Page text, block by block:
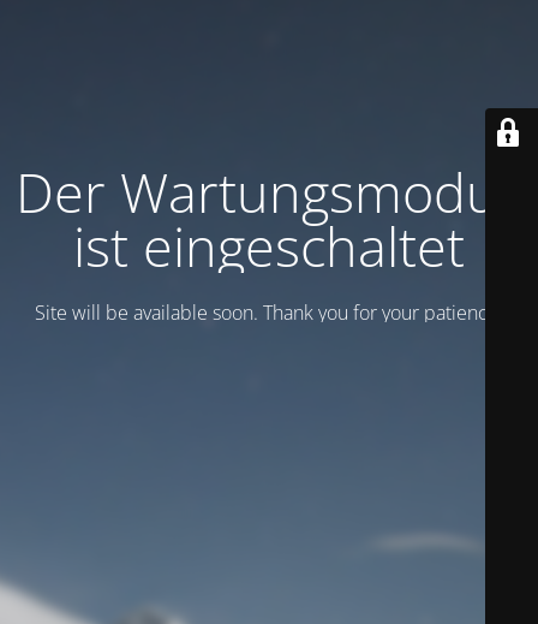
Der Wartungsmodus
ist eingeschaltet
Site will be available soon. Thank you for your patience!